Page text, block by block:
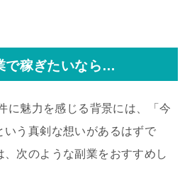
で稼ぎたいなら…
に魅力を感じる背景には、「今
いう真剣な想いがあるはずで
次のような副業をおすすめし